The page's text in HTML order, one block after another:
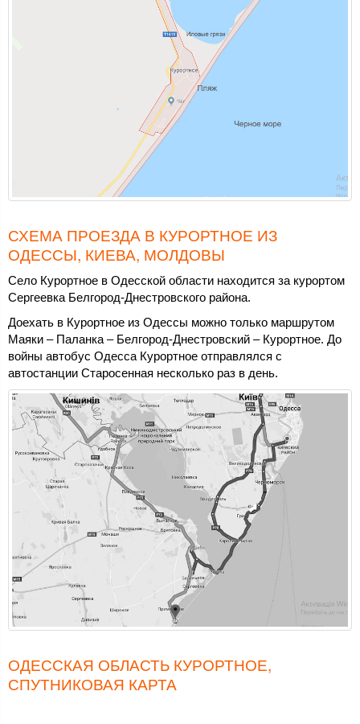
СХЕМА ПРОЕЗДА В КУРОРТНОЕ ИЗ
ОДЕССЫ, КИЕВА, МОЛДОВЫ
Село Курортное в Одесской области находится за курортом
Сергеевка Белгород-Днестровского района.
Доехать в Курортное из Одессы можно только маршрутом
Маяки – Паланка – Белгород-Днестровский – Курортное. До
войны автобус Одесса Курортное отправлялся с
автостанции Старосенная несколько раз в день.
ОДЕССКАЯ ОБЛАСТЬ КУРОРТНОЕ,
СПУТНИКОВАЯ КАРТА